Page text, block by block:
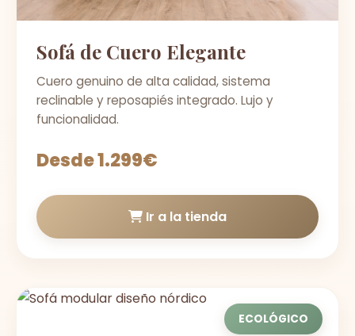
Sofá de Cuero Elegante
Cuero genuino de alta calidad, sistema
reclinable y reposapiés integrado. Lujo y
funcionalidad.
Desde 1.299€
Ir a la tienda
ECOLÓGICO